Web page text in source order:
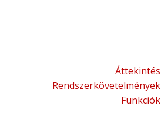
Áttekintés
Rendszerkövetelmények
Funkciók